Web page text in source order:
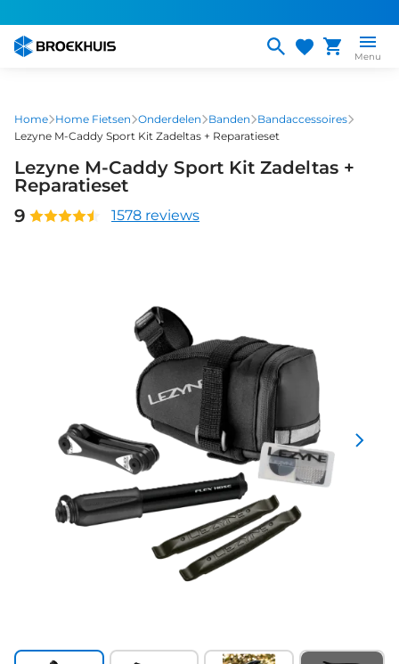
naar
gaan
Menu
Home Home Fietsen Onderdelen Banden
Bandaccessoires
Lezyne M-Caddy Sport Kit Zadeltas + Reparatieset
Lezyne M-Caddy Sport Kit Zadeltas +
Reparatieset
9
1578 reviews